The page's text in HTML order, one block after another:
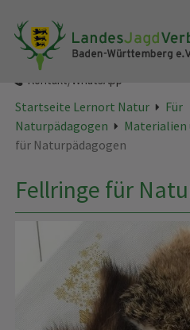
Startseite
Kontakt/WhatsApp
Startseite Lernort Natur
Für
Naturpädagogen
Materialien
für Naturpädagogen
Fellringe für